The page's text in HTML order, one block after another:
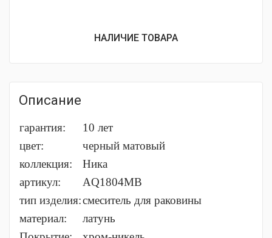
НАЛИЧИЕ ТОВАРА
Описание
гарантия:
10 лет
цвет:
черный матовый
коллекция:
Ника
артикул:
AQ1804MB
тип изделия:смеситель для раковины
материал:
латунь